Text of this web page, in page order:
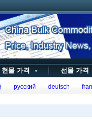
현물 가격 ▼ 선물 가
русский deutsch